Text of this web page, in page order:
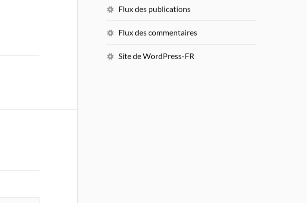
Flux des publications
Flux des commentaires
Site de WordPress-FR